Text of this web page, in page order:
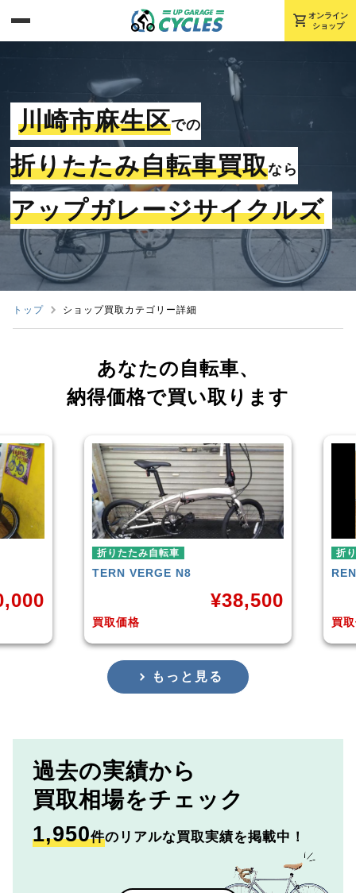
shopping_cart オンライン
ショップ
川崎市麻生区での
折りたたみ自転車買取なら
アップガレージサイクルズ
トップ ショップ買取カテゴリー詳細
あなたの自転車、
納得価格で買い取ります
38,500
折りたたみ自転車
RENAULTLIGHT-8 AL-FDB140
買取価格
¥16,799
もっと見る
過去の実績から
買取相場をチェック
1,950件のリアルな買取実績を掲載中！